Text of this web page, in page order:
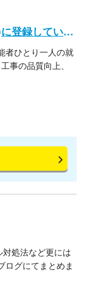
建設キャリアアップシステム(CCUS)に登録していますか？
者ひとり一人の就
事の品質向上、
リットが期待さ
は？］ 建設業技
、処遇改善・生
力や実力、社会
とめて管理する
ムの目的］ ・技
せて能力を評価
スを明確にして
抱える専門工事
処法など更には
ログにてまとめま
ませ。